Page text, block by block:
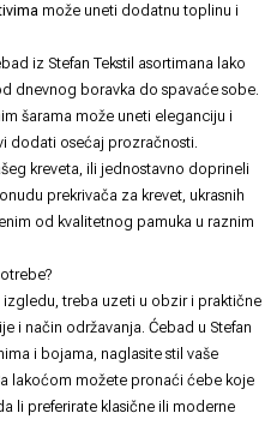
može uneti dodatnu toplinu i
iz Stefan Tekstil asortimana lako
dnevnog boravka do spavaće sobe.
šarama može uneti eleganciju i
dodati osećaj prozračnosti.
kreveta, ili jednostavno doprineli
prekrivača za krevet, ukrasnih
od kvalitetnog pamuka u raznim
treba uzeti u obzir i praktične
i način održavanja. Ćebad u Stefan
i bojama, naglasite stil vaše
lakoćom možete pronaći ćebe koje
li preferirate klasične ili moderne